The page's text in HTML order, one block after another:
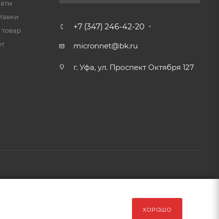
товар
+7 (347) 246-42-20
micronnet@bk.ru
г. Уфа, ул. Проспект Октября 127
ХОРОШО